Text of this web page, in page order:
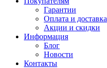
Гарантии
Оплата и доставка
Акции и скидки
Информация
Блог
Новости
Контакты